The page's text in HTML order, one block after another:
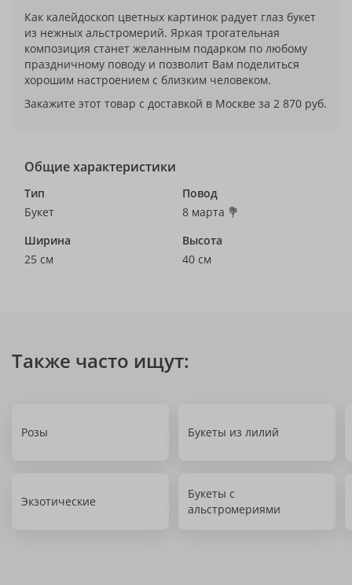
Как калейдоскоп цветных картинок радует глаз букет
из нежных альстромерий. Яркая трогательная
композиция станет желанным подарком по любому
праздничному поводу и позволит Вам поделиться
хорошим настроением с близким человеком.
Закажите этот товар с доставкой в Москве за 2 870 руб.
Общие характеристики
Тип
Букет
Повод
8 марта 💐
Ширина
25 см
Высота
40 см
Также часто ищут:
Розы Букеты из лилий
Экзотические
Букеты с
альстромериями